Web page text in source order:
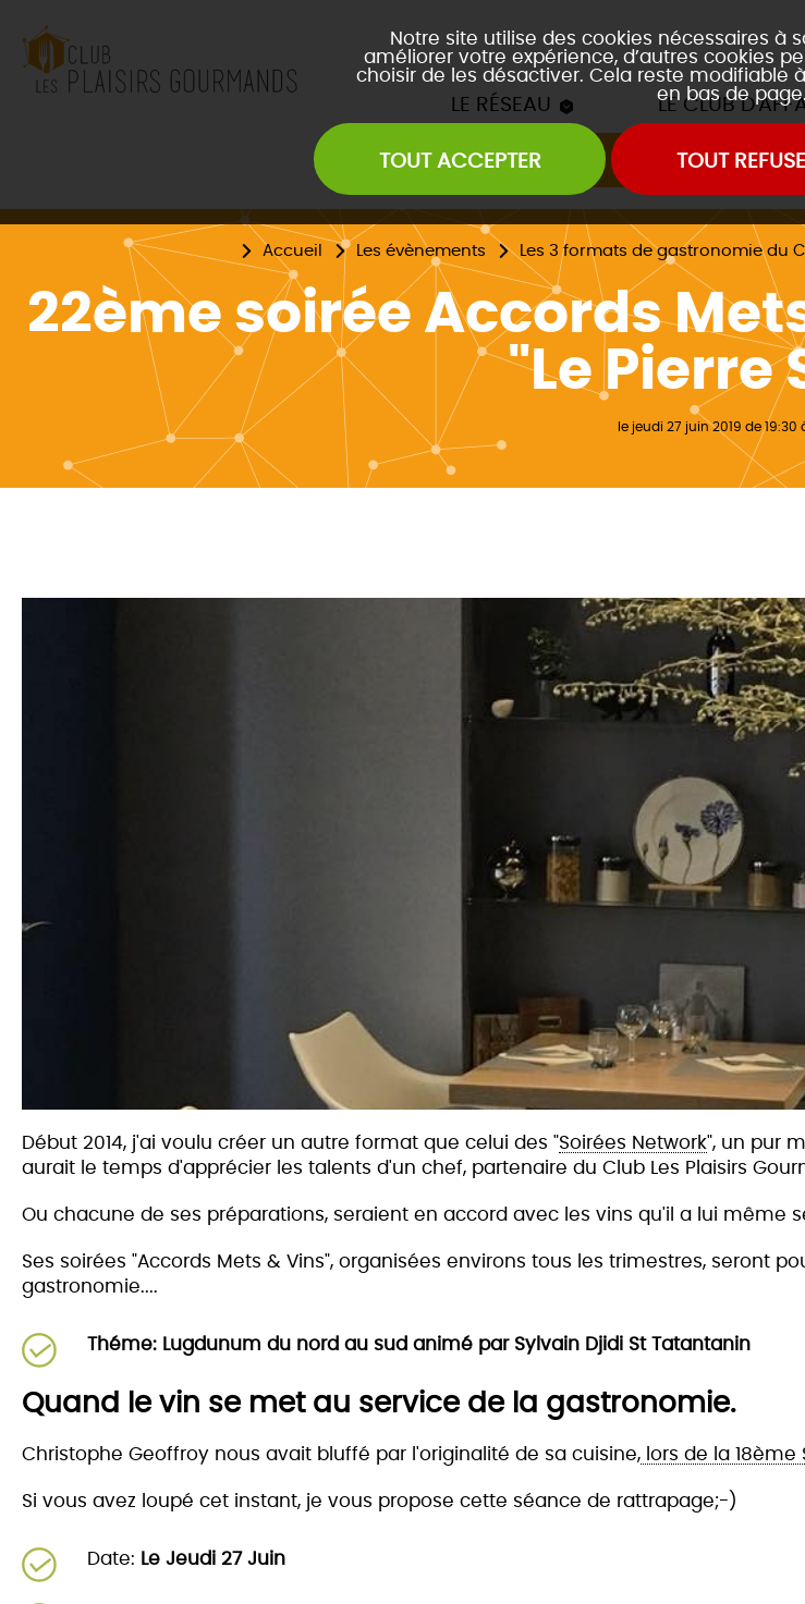
Notre site utilise des cookies nécessaires à
améliorer votre expérience, d’autres cookies
choisir de les désactiver. Cela reste modifiable
en bas de page.
TOUT ACCEPTER TOUT
LE RÉSEAU LE CLUB
Les Afterwork du Club
Évènements Inter Club
Les mâchons du Club
Les event's "À la découverte de..."
Accueil Les évènements Les 3 formats de gastronomie du
22ème soirée Accords
"Le Pierre
le jeudi 27 juin 2019 de 19:30
Début 2014, j'ai voulu créer un autre format que celui des "Soirées Network", un pur
aurait le temps d'apprécier les talents d'un chef, partenaire du Club Les Plaisirs
Ou chacune de ses préparations, seraient en accord avec les vins qu'il a lui même
Ses soirées "Accords Mets & Vins", organisées environs tous les trimestres, seront
gastronomie....
Théme: Lugdunum du nord au sud animé par Sylvain Djidi St Tatantanin
Quand le vin se met au service de la gastronomie.
Christophe Geoffroy nous avait bluffé par l'originalité de sa cuisine, lors de la 18ème
Si vous avez loupé cet instant, je vous propose cette séance de rattrapage;-)
Date: Le Jeudi 27 Juin